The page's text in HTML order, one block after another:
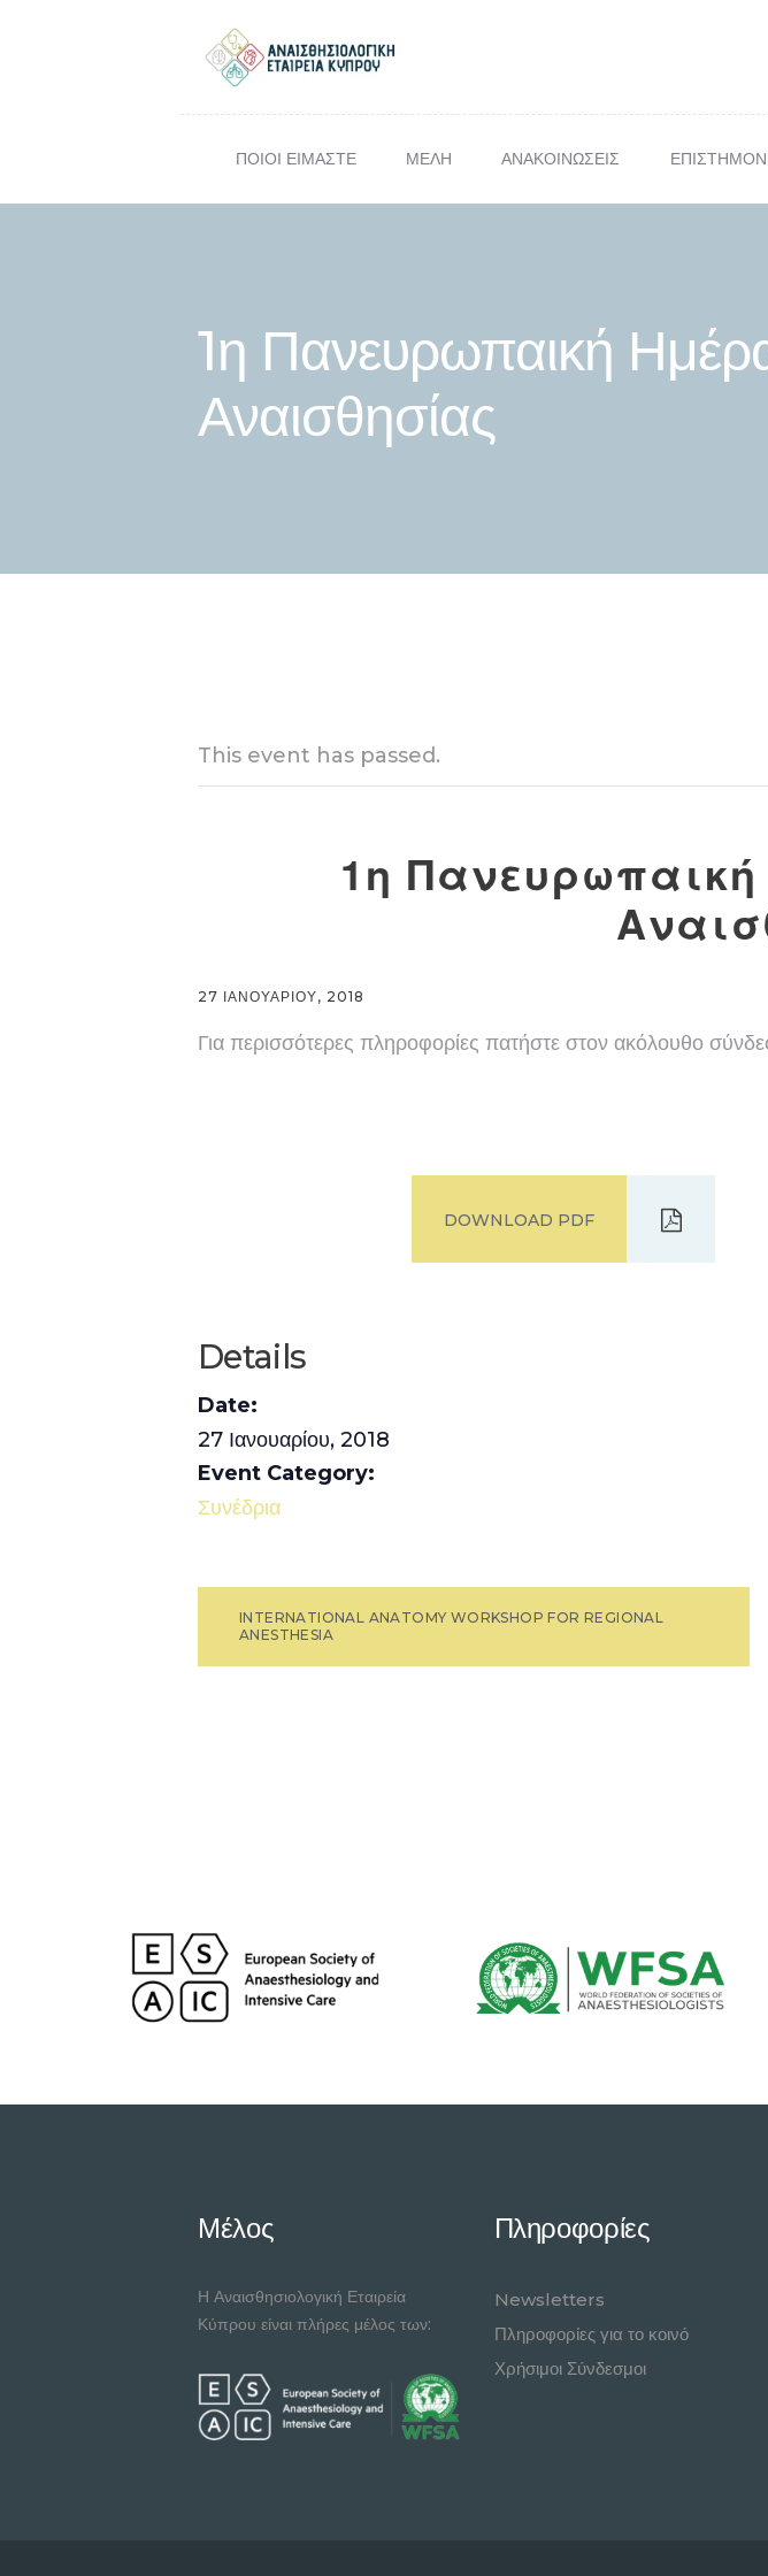
ΠΟΙΟΙ ΕΙΜΑΣΤΕ ΜΕΛΗ ΑΝΑΚΟΙΝΩΣΕΙΣ
1η Πανευρωπαική
Αναισθησίας
This event has passed.
1η
27 ΙΑΝΟΥΑΡΙΟΥ, 2018
Για περισσότερες πληροφορίες πατήστε στον ακόλουθο
DOWNLOAD PDF
Details
Date:
27 Ιανουαρίου, 2018
Event Category:
Συνέδρια
INTERNATIONAL ANATOMY WORKSHOP FOR REGIONAL
ANESTHESIA
Μέλος
Η Αναισθησιολογική Εταιρεία
Κύπρου είναι πλήρες μέλος των:
Πληροφορίες
Newsletters
Πληροφορίες για το κοινό
Χρήσιμοι Σύνδεσμοι